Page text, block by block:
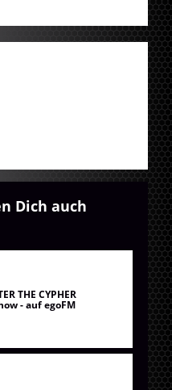
Dich auch
THE CYPHER
- auf egoFM